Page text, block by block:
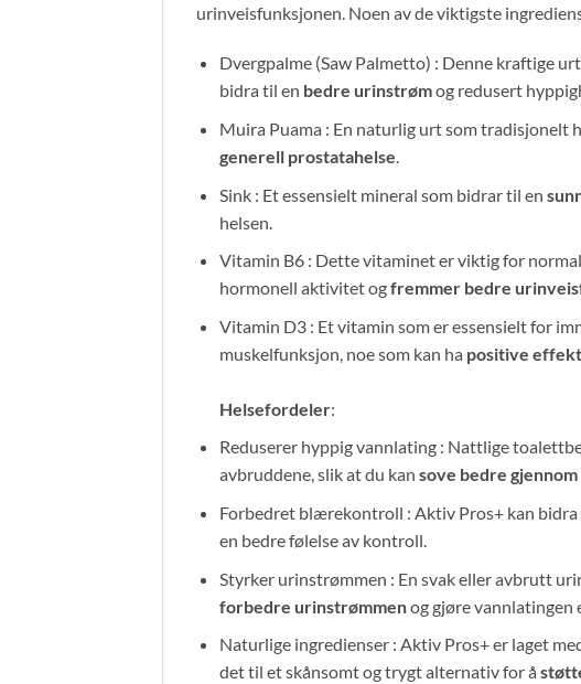
urinveisfunksjonen. Noen av de viktigste
Dvergpalme (Saw Palmetto) : Denne kraftige
bidra til en bedre urinstrømog redusert
Muira Puama : En naturlig urt som tradisjonelt
generell prostatahelse.
Sink : Et essensielt mineral som bidrar til en
helsen.
Vitamin B6 : Dette vitaminet er viktig for
hormonell aktivitet ogfremmer bedre
Vitamin D3 : Et vitamin som er essensielt for
muskelfunksjon, noe som kan ha positive
Helsefordeler:
Reduserer hyppig vannlating : Nattlige
avbruddene, slik at du kan sove bedre
Forbedret blærekontroll : Aktiv Pros+ kan
en bedre følelse av kontroll.
Styrker urinstrømmen : En svak eller avbrutt
forbedre urinstrømmenog gjøre vannlatingen
Naturlige ingredienser : Aktiv Pros+ er laget
det til et skånsomt og trygt alternativ for å